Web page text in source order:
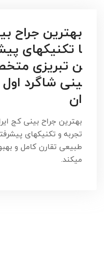
بهترین جراح
ا تکنیکهای
ن تبریزی
ینی شاگرد اول
ان
بهترین جراح بینی کج
تجربه و تکنیکهای
طبیعی تقارن کامل و
میکند.